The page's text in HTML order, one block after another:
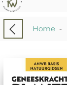
Home-